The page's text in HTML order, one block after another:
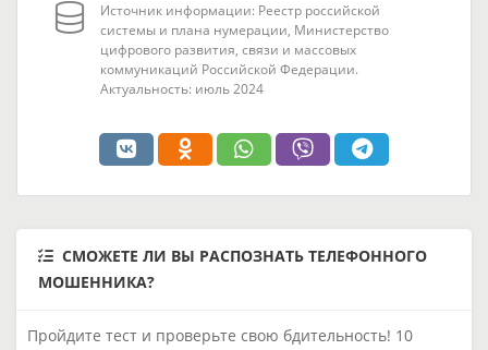
Источник информации: Реестр российской
системы и плана нумерации, Министерство
цифрового развития, связи и массовых
коммуникаций Российской Федерации.
Актуальность: июль 2024
СМОЖЕТЕ ЛИ ВЫ РАСПОЗНАТЬ ТЕЛЕФОННОГО
МОШЕННИКА?
Пройдите тест и проверьте свою бдительность! 10